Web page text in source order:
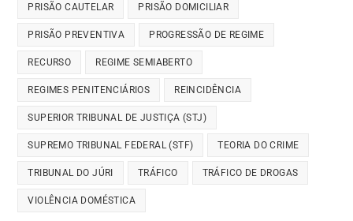
PRISÃO CAUTELAR PRISÃO DOMICILIAR
PRISÃO PREVENTIVA PROGRESSÃO DE REGIME
RECURSO REGIME SEMIABERTO
REGIMES PENITENCIÁRIOS REINCIDÊNCIA
SUPERIOR TRIBUNAL DE JUSTIÇA (STJ)
SUPREMO TRIBUNAL FEDERAL (STF) TEORIA DO CRIME
TRIBUNAL DO JÚRI TRÁFICO TRÁFICO DE DROGAS
VIOLÊNCIA DOMÉSTICA